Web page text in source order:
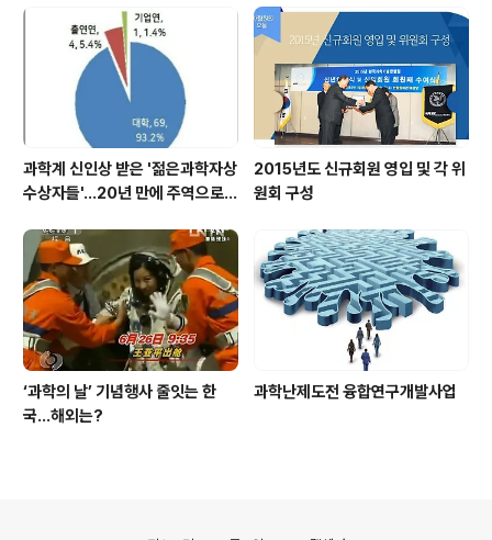
과학계 신인상 받은 '젊은과학자상
수상자들'…20년 만에 주역으로
2015년도 신규회원 영입 및 각 위
원회 구성
‘과학의 날’ 기념행사 줄잇는 한
국…해외는?
과학난제도전 융합연구개발사업